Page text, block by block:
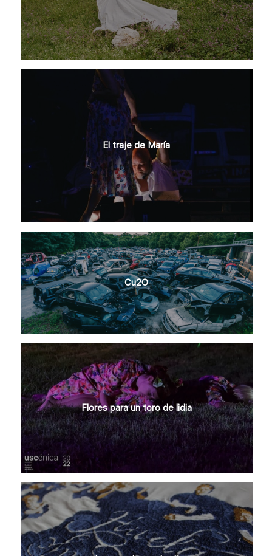
El traje de María
Cu2O
Flores para un toro de lidia